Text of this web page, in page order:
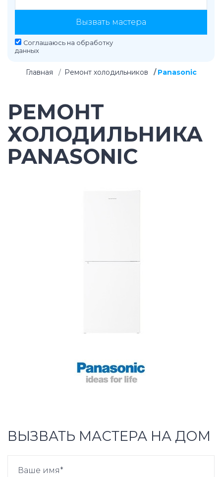
Вызвать мастера
Соглашаюсь на обработку
данных
Главная Ремонт холодильников Panasonic
РЕМОНТ
ХОЛОДИЛЬНИКА
PANASONIC
ВЫЗВАТЬ МАСТЕРА НА ДОМ